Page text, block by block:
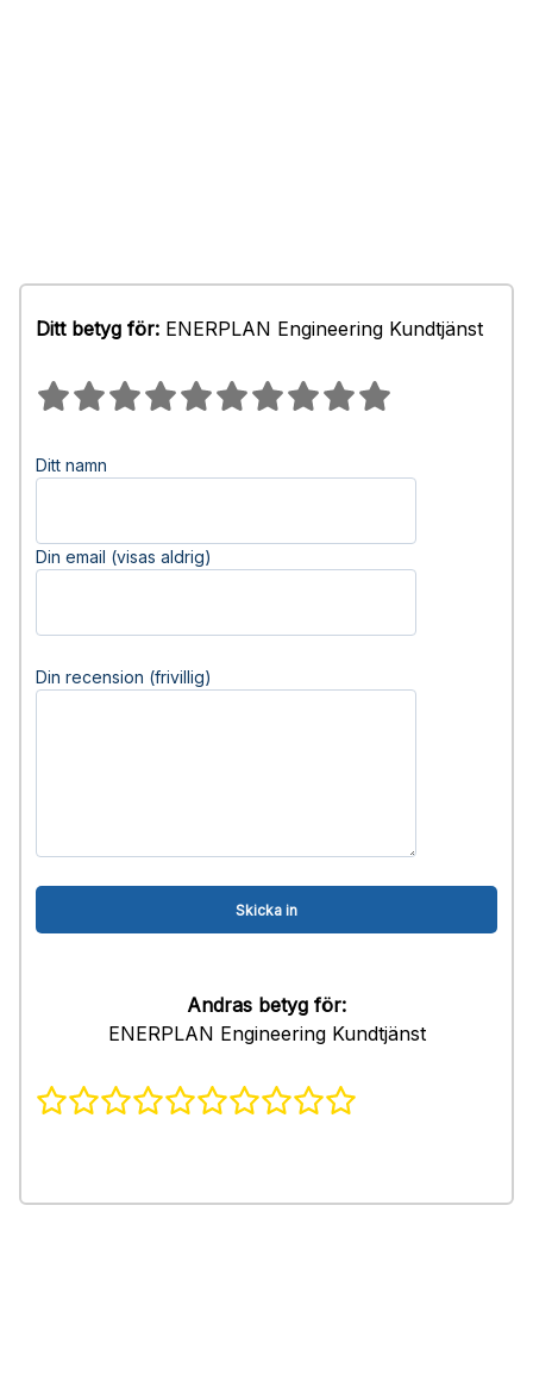
Ditt betyg för: ENERPLAN Engineering Kundtjänst
Ditt namn
Din email (visas aldrig)
Din recension (frivillig)
Andras betyg för:
ENERPLAN Engineering Kundtjänst